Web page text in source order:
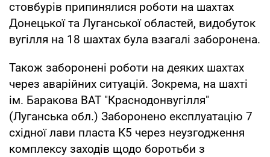
стовбурів припинялися роботи на шахтах
Донецької та Луганської областей, видобуток
вугілля на 18 шахтах була взагалі заборонена.
Також заборонені роботи на деяких шахтах
через аварійних ситуацій. Зокрема, на шахті
ім. Баракова ВАТ "Краснодонвугілля"
(Луганська обл.) Заборонено експлуатацію 7
східної лави пласта К5 через неузгодження
комплексу заходів щодо боротьби з